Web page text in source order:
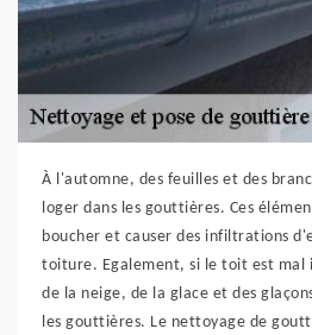
À l'automne, des feuilles et des
loger dans les gouttières. Ces
boucher et causer des infiltrations
toiture. Egalement, si le toit est mal
de la neige, de la glace et des
les gouttières. Le nettoyage de